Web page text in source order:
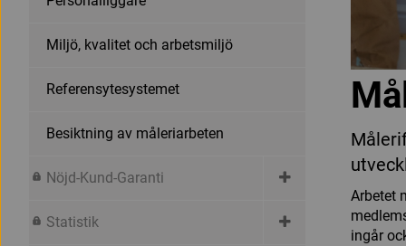
Miljö, kvalitet och arbetsmiljö
Referensytesystemet
Besiktning av måleriarbeten
Nöjd-Kund-Garanti
Statistik
Arbetet
ingår